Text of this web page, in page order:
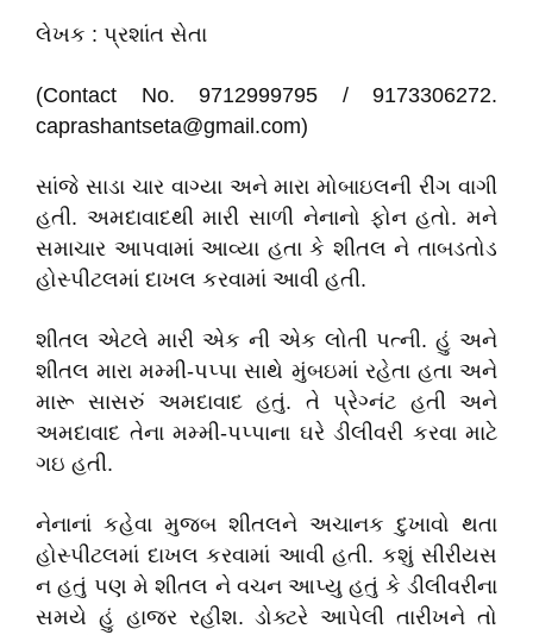
લેખક : પ્રશાંત સેતા
(Contact No. 9712999795 / 9173306272.
caprashantseta@gmail.com)
સાંજે સાડા ચાર વાગ્યા અને મારા મોબાઇલની રીંગ વાગી
હતી. અમદાવાદથી મારી સાળી નેનાનો ફોન હતો. મને
સમાચાર આપવામાં આવ્યા હતા કે શીતલ ને તાબડતોડ
હોસ્પીટલમાં દાખલ કરવામાં આવી હતી.
શીતલ એટલે મારી એક ની એક લોતી પત્ની. હું અને
શીતલ મારા મમ્મી-પપ્પા સાથે મુંબઇમાં રહેતા હતા અને
મારૂ સાસરું અમદાવાદ હતું. તે પ્રેગ્નંટ હતી અને
અમદાવાદ તેના મમ્મી-પપ્પાના ઘરે ડીલીવરી કરવા માટે
ગઇ હતી.
નેનાનાં કહેવા મુજબ શીતલને અચાનક દુખાવો થતા
હોસ્પીટલમાં દાખલ કરવામાં આવી હતી. કશું સીરીયસ
ન હતું પણ મે શીતલ ને વચન આપ્યુ હતું કે ડીલીવરીના
સમયે હું હાજર રહીશ. ડોક્ટરે આપેલી તારીખને તો